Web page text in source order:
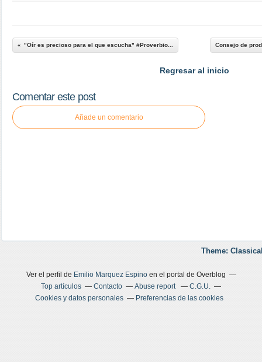
"Oír es precioso para el que escucha" #Proverbio... Consejo de
Regresar al inicio
Comentar este post
Añade un comentario
Theme:
Ver el perfil de Emilio Marquez Espinoen el portal de Overblog
Top artículos
Contacto Abuse report
C.G.U.
Cookies y datos personales
Preferencias de las cookies